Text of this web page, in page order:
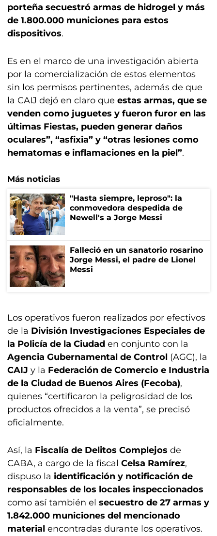
porteña secuestró armas de hidrogel y más
de 1.800.000 municiones para estos
dispositivos.
Es en el marco de una investigación abierta
por la comercialización de estos elementos
sin los permisos pertinentes, además de que
la CAIJ dejó en claro que estas armas, que se
venden como juguetes y fueron furor en las
últimas Fiestas, pueden generar daños
oculares”, “asfixia” y “otras lesiones como
hematomas e inflamaciones en la piel”.
Más noticias
"Hasta siempre, leproso": la
conmovedora despedida de
Newell's a Jorge Messi
Falleció en un sanatorio rosarino
Jorge Messi, el padre de Lionel
Messi
Los operativos fueron realizados por efectivos
de la División Investigaciones Especiales de
la Policía de la Ciudad en conjunto con la
Agencia Gubernamental de Control (AGC), la
CAIJ y la Federación de Comercio e Industria
de la Ciudad de Buenos Aires (Fecoba),
quienes “certificaron la peligrosidad de los
productos ofrecidos a la venta”, se precisó
oficialmente.
Así, la Fiscalía de Delitos Complejos de
CABA, a cargo de la fiscal Celsa Ramírez,
dispuso la identificación y notificación de
responsables de los locales inspeccionados
como así también el secuestro de 27 armas y
1.842.000 municiones del mencionado
material encontradas durante los operativos.